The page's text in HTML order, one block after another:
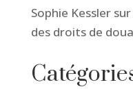
Sophie Kessler
des droits de